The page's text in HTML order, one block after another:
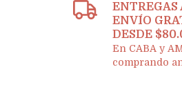
ENTREGAS
ENVÍO
DESDE
En CABA y
comprando